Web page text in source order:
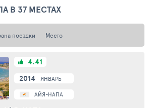
В 37 МЕСТАХ
поездки Место
2014 ЯНВАРЬ
АЙЯ-НАПА
4.41